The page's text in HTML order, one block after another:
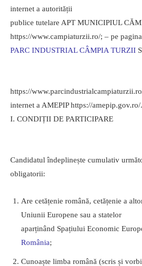
internet a autorității
publice tutelare APT MUNICIPIUL
https://www.campiaturzii.ro/; – pe
PARC INDUSTRIAL CÂMPIA TURZII
https://
internet a AMEPIP https://amepip.gov.ro/.
I. CONDIȚII DE PARTICIPARE
Candidatul îndeplinește cumulativ
obligatorii:
Are cetățenie română, cetățenie a
Uniunii Europene sau a statelor
aparținând Spațiului Economic
România;
Cunoaște limba română (scris și